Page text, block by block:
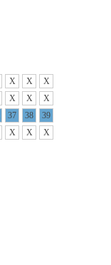
X X
X
X X
X
37 38
39
X X
X